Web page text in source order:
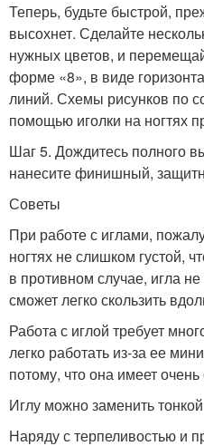
Теперь, будьте быстрой,
высохнет. Сделайте
нужных цветов, и
форме «8», в виде
линий. Схемы рисунков по
помощью иголки на ногтях
Шаг 5. Дождитесь полного
нанесите финишный,
Советы
При работе с иглами,
ногтях не слишком густой,
в противном случае, игла
сможет легко скользить
Работа с иглой требует
легко работать из-за ее
потому, что она имеет
Иглу можно заменить
Наряду с терпеливостью и